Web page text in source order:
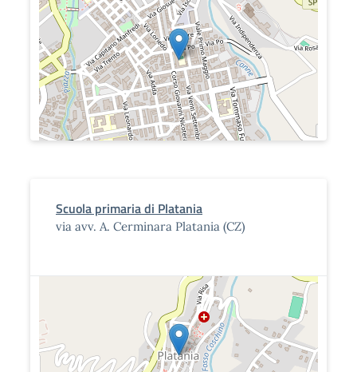
Scuola primaria di Platania
via avv. A. Cerminara Platania (CZ)